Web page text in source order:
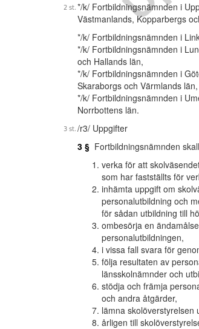
*/k/ Fortbildningsnämnden i
Västmanlands, Kopparbergs
*/k/ Fortbildningsnämnden i
*/k/ Fortbildningsnämnden i
och Hallands län,
*/k/ Fortbildningsnämnden i
Skaraborgs och Värmlands län,
*/k/ Fortbildningsnämnden i
Norrbottens län.
/r3/ Uppgifter
3 § Fortbildningsnämnden
verka för att
som har fastställts för
inhämta uppgift om
personalutbildning och
för sådan utbildning till
ombesörja en
personalutbildningen,
i vissa fall svara för
följa resultaten av
länsskolnämnder och
stödja och främja
och andra åtgärder,
lämna skolöverstyrelsen
årligen till